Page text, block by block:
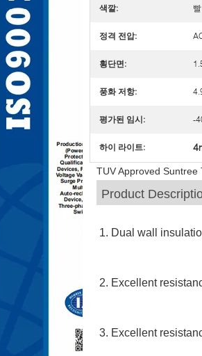
색깔:
정격 전압:
횡단면:
풍화 저항:
평가된 임시: -
하이 라이트:
TUV Approved
Product
1. Dual wall
2. Excellent
3. Excellent